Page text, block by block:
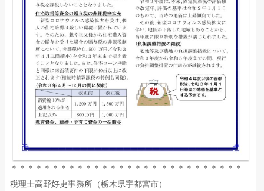
＊＊＊＊＊＊＊＊＊＊＊＊＊＊＊＊＊＊ ＊＊＊＊＊＊＊＊＊＊
税理士高野好史事務所（栃木県宇都宮市）